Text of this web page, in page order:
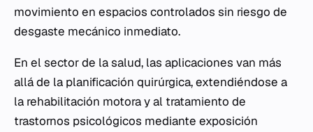
movimiento en espacios controlados sin riesgo de
desgaste mecánico inmediato.
En el sector de la salud, las aplicaciones van más
allá de la planificación quirúrgica, extendiéndose a
la rehabilitación motora y al tratamiento de
trastornos psicológicos mediante exposición